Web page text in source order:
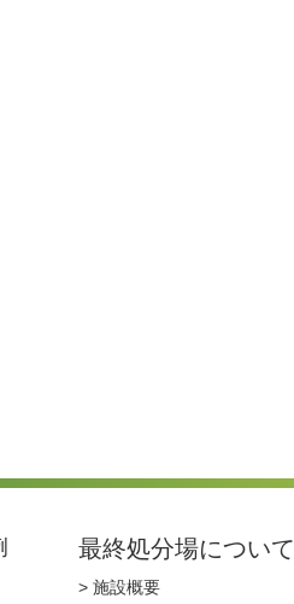
最終処分場について
> 施設概要